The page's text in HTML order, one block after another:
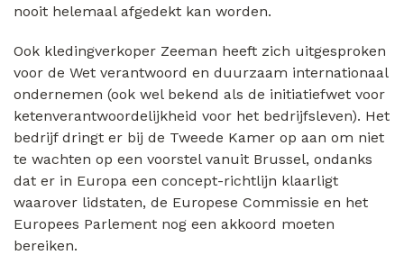
nooit helemaal afgedekt kan worden.
Ook kledingverkoper Zeeman heeft zich uitgesproken
voor de Wet verantwoord en duurzaam internationaal
ondernemen (ook wel bekend als de initiatiefwet voor
ketenverantwoordelijkheid voor het bedrijfsleven). Het
bedrijf dringt er bij de Tweede Kamer op aan om niet
te wachten op een voorstel vanuit Brussel, ondanks
dat er in Europa een concept-richtlijn klaarligt
waarover lidstaten, de Europese Commissie en het
Europees Parlement nog een akkoord moeten
bereiken.